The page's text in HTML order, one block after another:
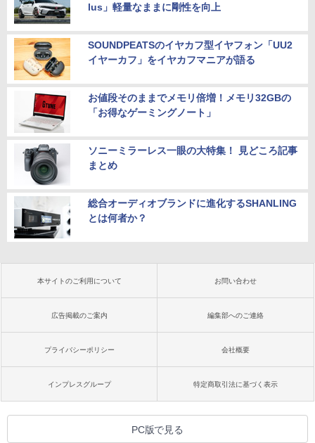
lus」軽量なままに剛性を向上
SOUNDPEATSのイヤカフ型イヤフォン「UU2
イヤーカフ」をイヤカフマニアが語る
お値段そのままでメモリ倍増！メモリ32GBの
「お得なゲーミングノート」
ソニーミラーレス一眼の大特集！ 見どころ記事
まとめ
総合オーディオブランドに進化するSHANLING
とは何者か？
本サイトのご利用について お問い合わせ
広告掲載のご案内 編集部へのご連絡
プライバシーポリシー 会社概要
インプレスグループ 特定商取引法に基づく表示
PC版で見る